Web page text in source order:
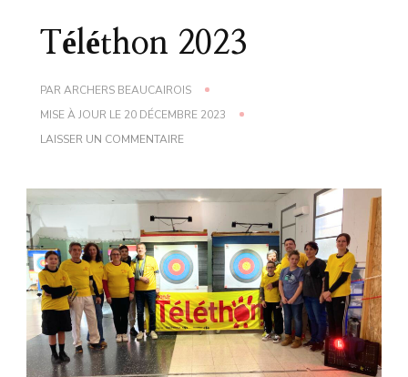
Téléthon 2023
PARARCHERS BEAUCAIROIS
MISE À JOUR LE 20 DÉCEMBRE 2023
LAISSER UN COMMENTAIRE